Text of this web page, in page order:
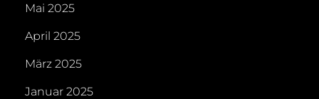
Mai 2025
April 2025
März 2025
Januar 2025